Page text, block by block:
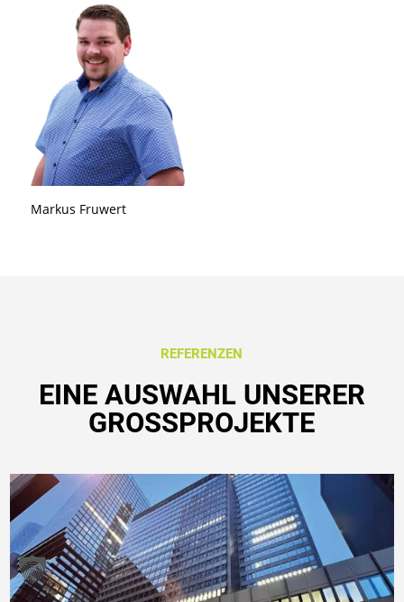
Markus Fruwert
REFERENZEN
EINE AUSWAHL UNSERER
GROSSPROJEKTE